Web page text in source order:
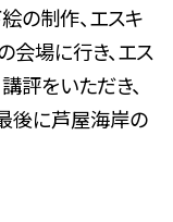
の制作、エスキ
場に行き、エス
評をいただき、
後に芦屋海岸の